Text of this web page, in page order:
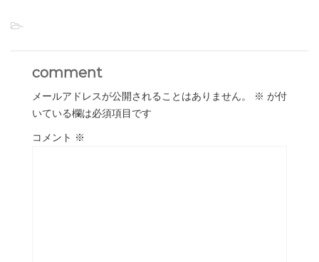
-
comment
メールアドレスが公開されることはありません。 ※ が付
いている欄は必須項目です
コメント ※